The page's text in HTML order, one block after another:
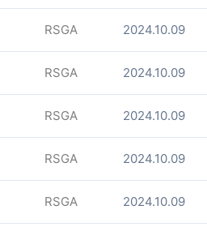
RSGA 2024.10.09
RSGA 2024.10.09
RSGA 2024.10.09
RSGA 2024.10.09
RSGA 2024.10.09